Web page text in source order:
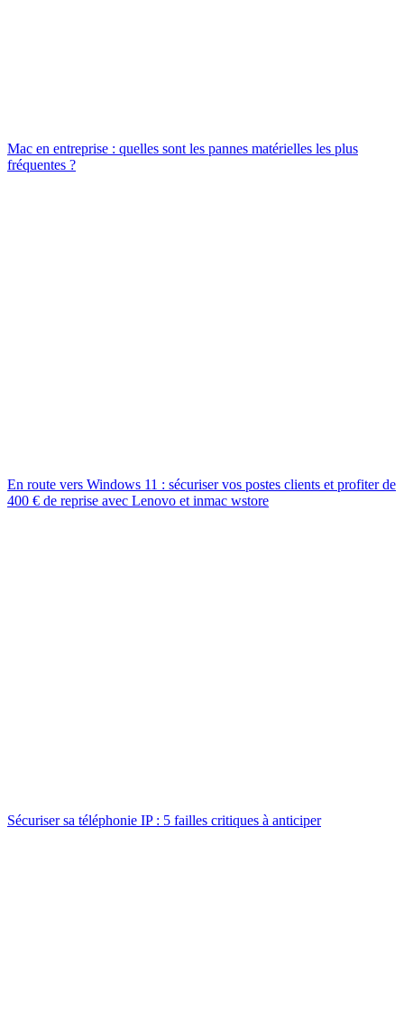
Mac en entreprise : quelles sont les pannes matérielles les plus
fréquentes ?
En route vers Windows 11 : sécuriser vos postes clients et profiter de
400 € de reprise avec Lenovo et inmac wstore
Sécuriser sa téléphonie IP : 5 failles critiques à anticiper